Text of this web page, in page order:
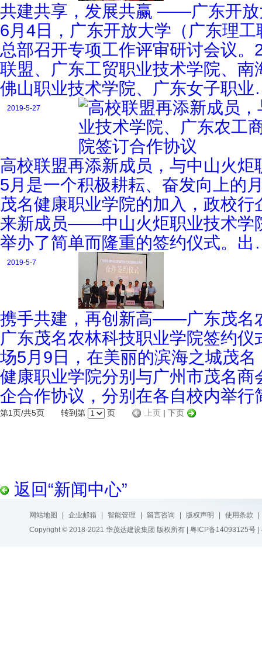
共建共享，发展共赢 ——广东开
6月4日，广东开放大学（广东理
总部召开专项工作评审研讨会议
联盟、广东工贸职业技术学院、
佛山职业技术学院、广东女子职
2019-5-27
高校联盟再添新成员，与中山火
5月是一个积极耕耘、奋发向上的
茂名健康职业学院的加入，政校
来新成员——中山火炬职业技术学
举办了简单而隆重的签约仪式。
2019-5-7
携手共建，再创新高——广东茂名
广东茂名农林科技职业学院签约
场5月9日，在美丽的滨海之城茂
健康职业学院分别与广州市茂名
企合作协议，分别在各自校内举
第1页/共5页 转到第 页 上页 | 下页
返回“新闻中心”
网站地图 企业邮箱 智能管理 留言咨询 版权声明 使用条款
Copyright © 2018-2021 华茂达建设集团 版权所有 | 粤ICP备14093125号